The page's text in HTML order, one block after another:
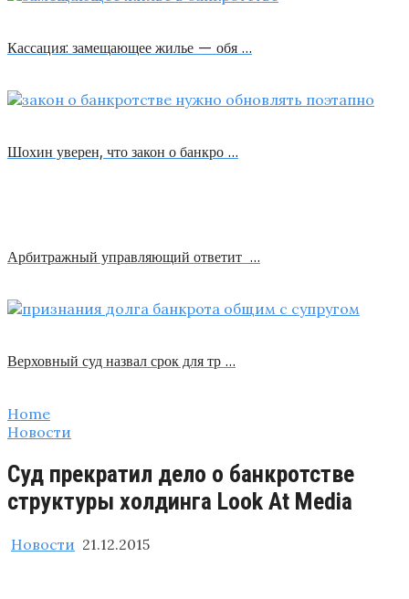
Кассация: замещающее жилье — обя …
Шохин уверен, что закон о банкро …
Арбитражный управляющий ответит …
Верховный суд назвал срок для тр …
Home
Новости
Суд прекратил дело о банкротстве
структуры холдинга Look At Media
Новости 21.12.2015